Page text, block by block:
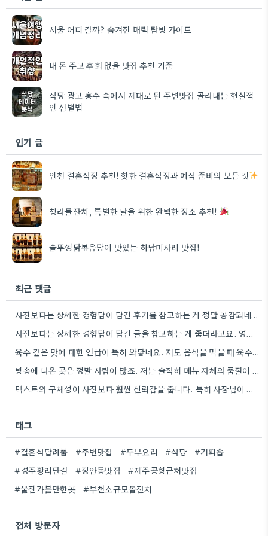
서울 어디 갈까? 숨겨진 매력 탐방 가이드
내 돈 주고 후회 없을 맛집 추천 기준
식당 광고 홍수 속에서 제대로 된 주변맛집 골라내는 현실적
인 선별법
인기 글
인천 결혼식장 추천! 핫한 결혼식장과 예식 준비의 모든 것
청라돌잔치, 특별한 날을 위한 완벽한 장소 추천!
솥뚜껑닭볶음탕이 맛있는 하남미사리 맛집!
최근 댓글
사진보다는 상세한 경험담이 담긴 후기를 참고하는 게 정말 공감되네요. 특히 어떤 점이 좋았고 아쉬웠는지 구체적으로…
사진보다는 상세한 경험담이 담긴 글을 참고하는 게 좋더라고요. 영화 상영회 경험이 기억에 남는다는 점이 흥미롭네요.
육수 깊은 맛에 대한 언급이 특히 와닿네요. 저도 음식을 먹을 때 육수의 깊은 맛을 중요하게…
방송에 나온 곳은 정말 사람이 많죠. 저는 솔직히 메뉴 자체의 품질이 더 중요하다고 생각해요.
텍스트의 구체성이 사진보다 훨씬 신뢰감을 줍니다. 특히 사장님이 직접 요리하는 곳을 찾는 게 좋은 전략인…
태그
#결혼식답례품 #주변맛집 #두부요리 #식당
#커피숍
#경주황리단길
#장안동맛집
#제주공항근처맛집
#울진가볼만한곳
#부천소규모돌잔치
전체 방문자